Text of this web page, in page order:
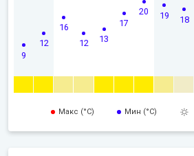
9
12
16
12 13
17
20 19 18
Макс (°C) Мин (°C)